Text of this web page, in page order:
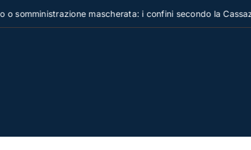
mascherata: i confini secondo la Cassazione